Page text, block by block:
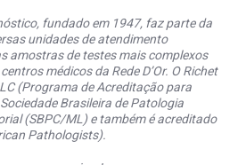
fundado em 1947, faz parte da
unidades de atendimento
amostras de testes mais complexos
médicos da Rede D’Or. O Richet
(Programa de Acreditação para
Brasileira de Patologia
(SBPC/ML) e também é acreditado
Pathologists).